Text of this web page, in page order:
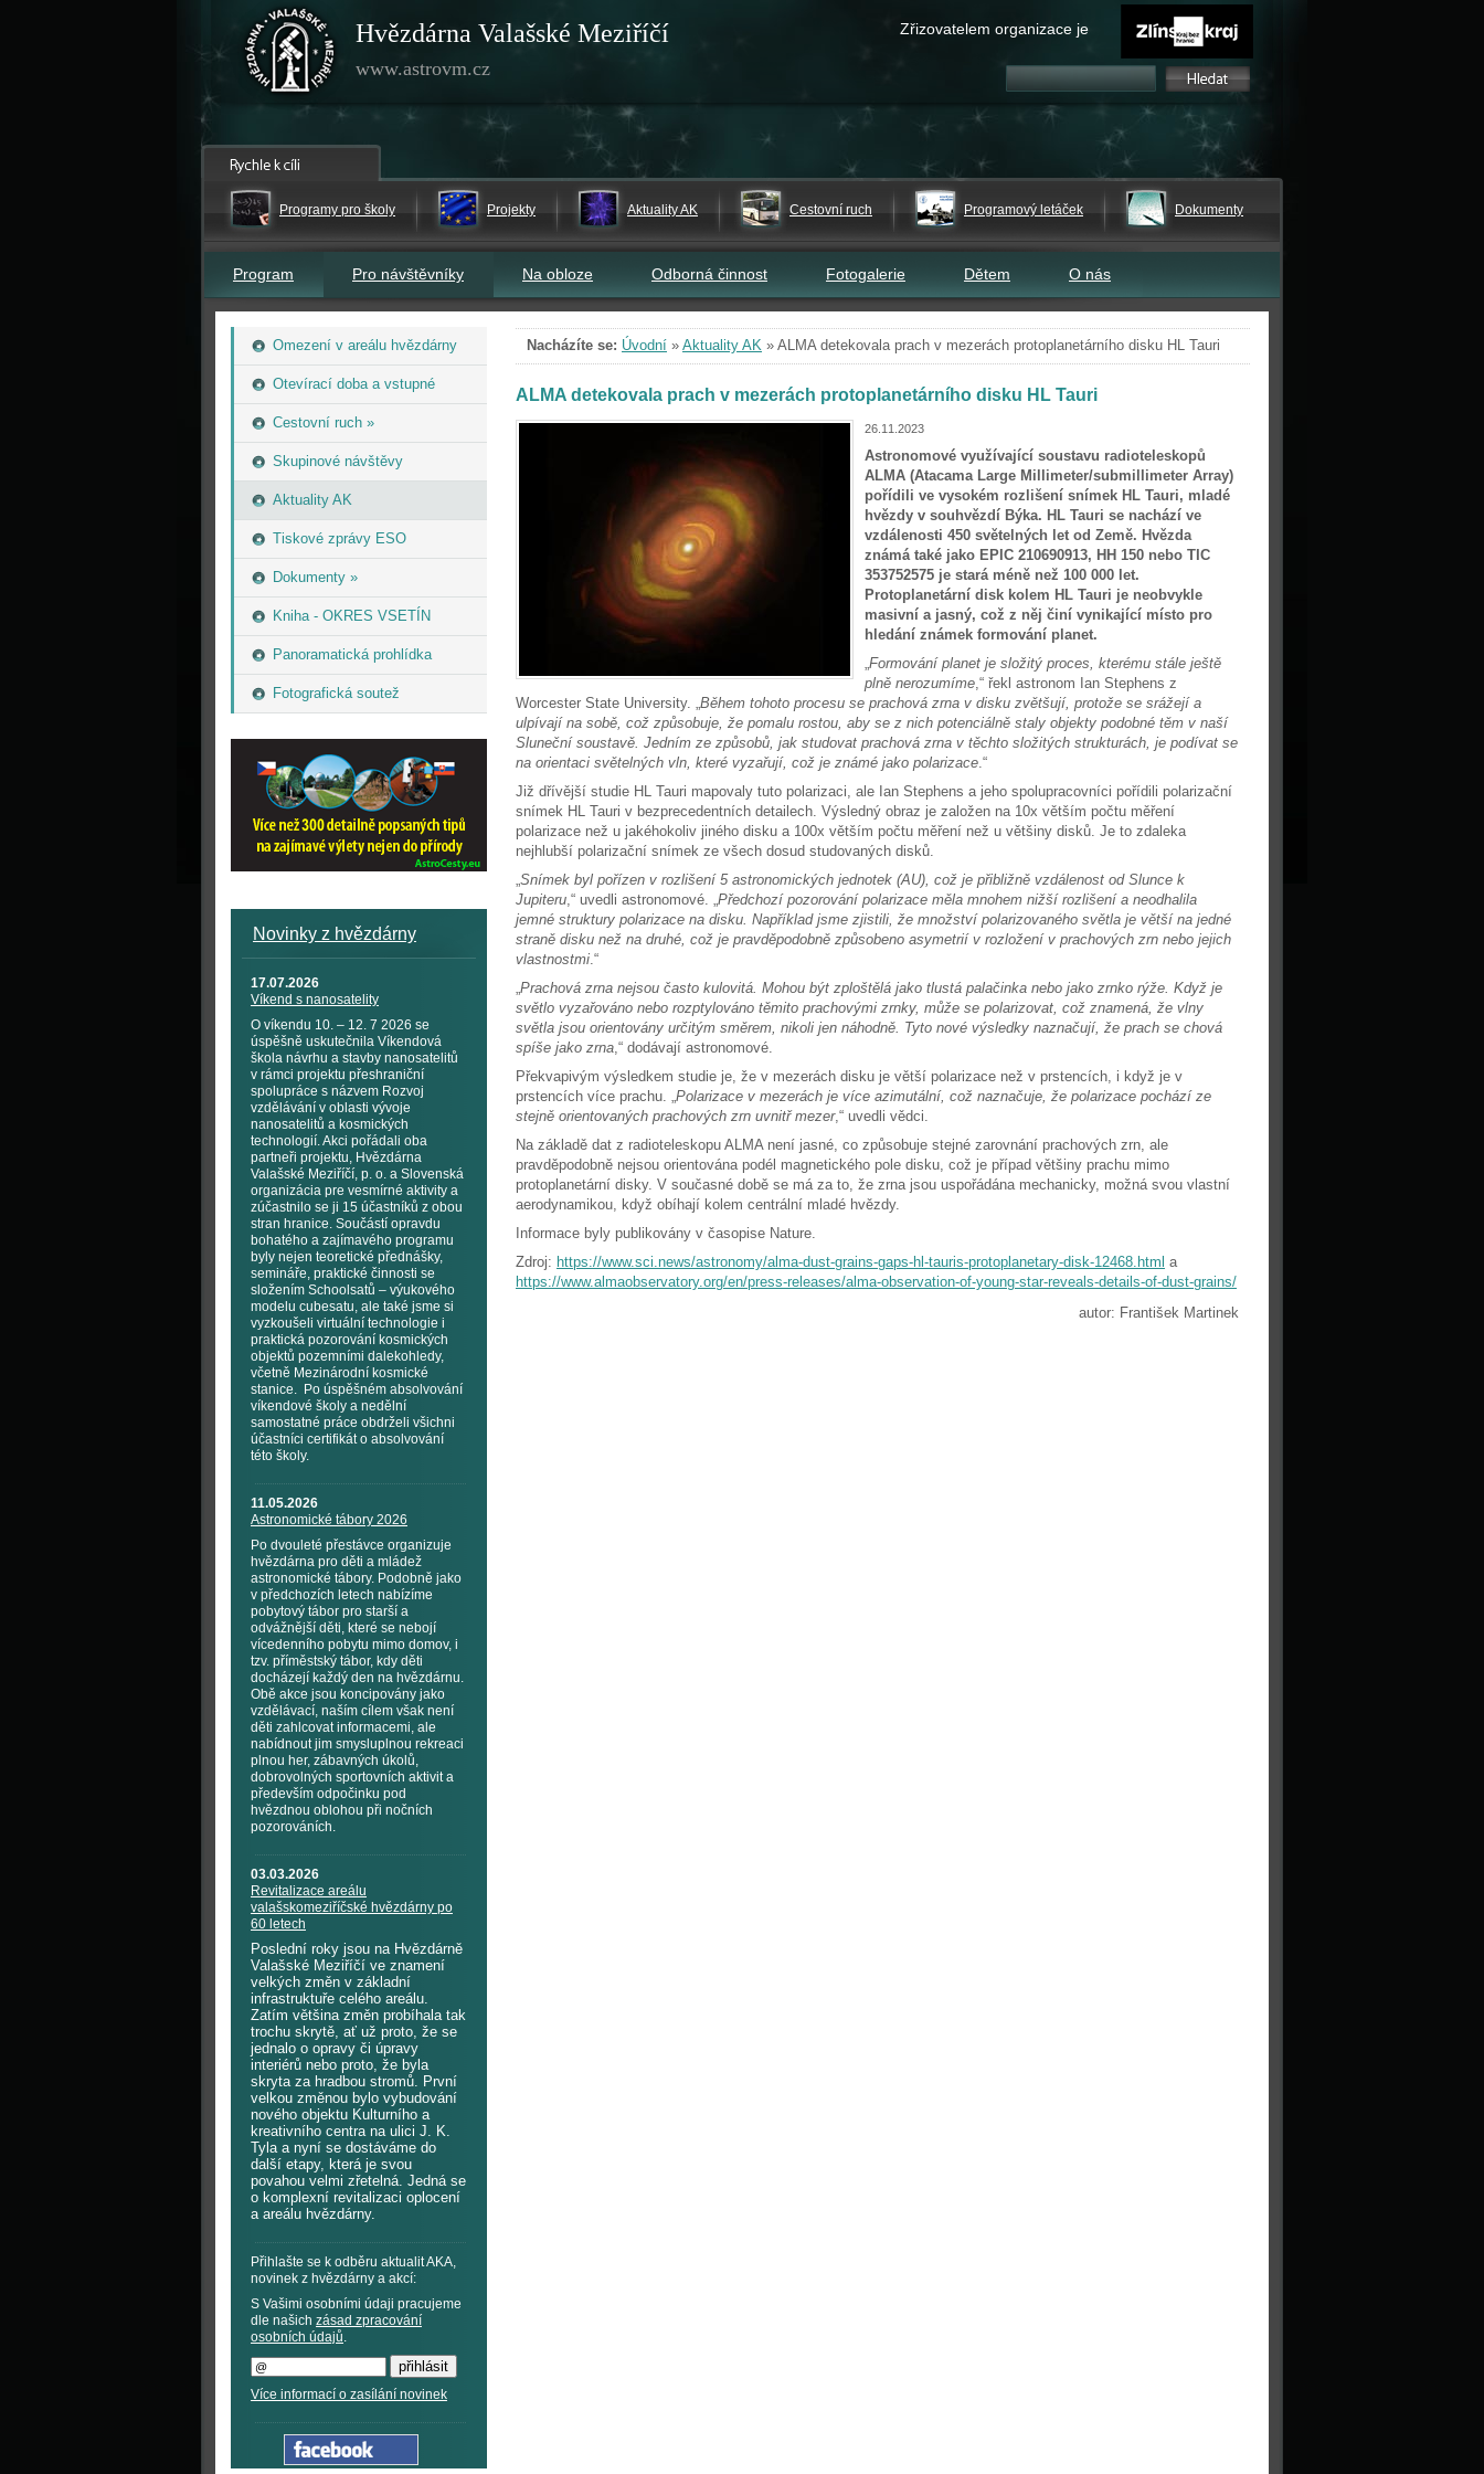
Hvězdárna Valašské Meziříčí
www.astrovm.cz
Zřizovatelem organizace je
Programy pro školy Projekty Aktuality AK Cestovní ruch Programový letáček Dokumenty
Program Pro návštěvníky Na obloze Odborná činnost Fotogalerie Dětem O nás
Omezení v areálu hvězdárny
Otevírací doba a vstupné
Cestovní ruch »
Skupinové návštěvy
Aktuality AK
Tiskové zprávy ESO
Dokumenty »
Kniha - OKRES VSETÍN
Panoramatická prohlídka
Fotografická soutež
Novinky z hvězdárny
17.07.2026
Víkend s nanosatelity
O víkendu 10. – 12. 7 2026 se
úspěšně uskutečnila Víkendová
škola návrhu a stavby nanosatelitů
v rámci projektu přeshraniční
spolupráce s názvem Rozvoj
vzdělávání v oblasti vývoje
nanosatelitů a kosmických
technologií. Akci pořádali oba
partneři projektu, Hvězdárna
Valašské Meziříčí, p. o. a Slovenská
organizácia pre vesmírné aktivity a
zúčastnilo se ji 15 účastníků z obou
stran hranice. Součástí opravdu
bohatého a zajímavého programu
byly nejen teoretické přednášky,
semináře, praktické činnosti se
složením Schoolsatů – výukového
modelu cubesatu, ale také jsme si
vyzkoušeli virtuální technologie i
praktická pozorování kosmických
objektů pozemními dalekohledy,
včetně Mezinárodní kosmické
stanice. Po úspěšném absolvování
víkendové školy a nedělní
samostatné práce obdrželi všichni
účastníci certifikát o absolvování
této školy.
11.05.2026
Astronomické tábory 2026
Po dvouleté přestávce organizuje
hvězdárna pro děti a mládež
astronomické tábory. Podobně jako
v předchozích letech nabízíme
pobytový tábor pro starší a
odvážnější děti, které se nebojí
vícedenního pobytu mimo domov, i
tzv. příměstský tábor, kdy děti
docházejí každý den na hvězdárnu.
Obě akce jsou koncipovány jako
vzdělávací, naším cílem však není
děti zahlcovat informacemi, ale
nabídnout jim smysluplnou rekreaci
plnou her, zábavných úkolů,
dobrovolných sportovních aktivit a
především odpočinku pod
hvězdnou oblohou při nočních
pozorováních.
03.03.2026
Revitalizace areálu
valašskomeziříčské hvězdárny po
60 letech
Poslední roky jsou na Hvězdárně
Valašské Meziříčí ve znamení
velkých změn v základní
infrastruktuře celého areálu.
Zatím většina změn probíhala tak
trochu skrytě, ať už proto, že se
jednalo o opravy či úpravy
interiérů nebo proto, že byla
skryta za hradbou stromů. První
velkou změnou bylo vybudování
nového objektu Kulturního a
kreativního centra na ulici J. K.
Tyla a nyní se dostáváme do
další etapy, která je svou
povahou velmi zřetelná. Jedná se
o komplexní revitalizaci oplocení
a areálu hvězdárny.
Přihlašte se k odběru aktualit AKA,
novinek z hvězdárny a akcí:
S Vašimi osobními údaji pracujeme
dle našich zásad zpracování
osobních údajů.
Více informací o zasílání novinek
Nacházíte se: Úvodní » Aktuality AK » ALMA detekovala prach v mezerách protoplanetárního disku HL Tauri
ALMA detekovala prach v mezerách protoplanetárního disku HL Tauri
26.11.2023
Astronomové využívající soustavu radioteleskopů
ALMA (Atacama Large Millimeter/submillimeter Array)
pořídili ve vysokém rozlišení snímek HL Tauri, mladé
hvězdy v souhvězdí Býka. HL Tauri se nachází ve
vzdálenosti 450 světelných let od Země. Hvězda
známá také jako EPIC 210690913, HH 150 nebo TIC
353752575 je stará méně než 100 000 let.
Protoplanetární disk kolem HL Tauri je neobvykle
masivní a jasný, což z něj činí vynikající místo pro
hledání známek formování planet.
„Formování planet je složitý proces, kterému stále ještě
plně nerozumíme,“ řekl astronom Ian Stephens z
Worcester State University. „Během tohoto procesu se prachová zrna v disku zvětšují, protože se srážejí a
ulpívají na sobě, což způsobuje, že pomalu rostou, aby se z nich potenciálně staly objekty podobné těm v naší
Sluneční soustavě. Jedním ze způsobů, jak studovat prachová zrna v těchto složitých strukturách, je podívat se
na orientaci světelných vln, které vyzařují, což je známé jako polarizace.“
Již dřívější studie HL Tauri mapovaly tuto polarizaci, ale Ian Stephens a jeho spolupracovníci pořídili polarizační
snímek HL Tauri v bezprecedentních detailech. Výsledný obraz je založen na 10x větším počtu měření
polarizace než u jakéhokoliv jiného disku a 100x větším počtu měření než u většiny disků. Je to zdaleka
nejhlubší polarizační snímek ze všech dosud studovaných disků.
„Snímek byl pořízen v rozlišení 5 astronomických jednotek (AU), což je přibližně vzdálenost od Slunce k
Jupiteru,“ uvedli astronomové. „Předchozí pozorování polarizace měla mnohem nižší rozlišení a neodhalila
jemné struktury polarizace na disku. Například jsme zjistili, že množství polarizovaného světla je větší na jedné
straně disku než na druhé, což je pravděpodobně způsobeno asymetrií v rozložení v prachových zrn nebo jejich
vlastnostmi.“
„Prachová zrna nejsou často kulovitá. Mohou být zploštělá jako tlustá palačinka nebo jako zrnko rýže. Když je
světlo vyzařováno nebo rozptylováno těmito prachovými zrnky, může se polarizovat, což znamená, že vlny
světla jsou orientovány určitým směrem, nikoli jen náhodně. Tyto nové výsledky naznačují, že prach se chová
spíše jako zrna,“ dodávají astronomové.
Překvapivým výsledkem studie je, že v mezerách disku je větší polarizace než v prstencích, i když je v
prstencích více prachu. „Polarizace v mezerách je více azimutální, což naznačuje, že polarizace pochází ze
stejně orientovaných prachových zrn uvnitř mezer,“ uvedli vědci.
Na základě dat z radioteleskopu ALMA není jasné, co způsobuje stejné zarovnání prachových zrn, ale
pravděpodobně nejsou orientována podél magnetického pole disku, což je případ většiny prachu mimo
protoplanetární disky. V současné době se má za to, že zrna jsou uspořádána mechanicky, možná svou vlastní
aerodynamikou, když obíhají kolem centrální mladé hvězdy.
Informace byly publikovány v časopise Nature.
Zdroj: https://www.sci.news/astronomy/alma-dust-grains-gaps-hl-tauris-protoplanetary-disk-12468.html a
https://www.almaobservatory.org/en/press-releases/alma-observation-of-young-star-reveals-details-of-dust-grains/
autor: František Martinek